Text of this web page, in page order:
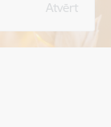
Atvērt